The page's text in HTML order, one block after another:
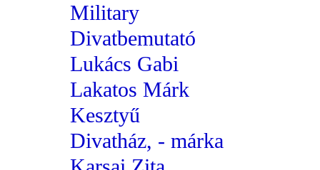
Military
Divatbemutató
Lukács Gabi
Lakatos Márk
Kesztyű
Divatház, - márka